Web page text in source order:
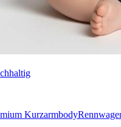
Kurzarmbody